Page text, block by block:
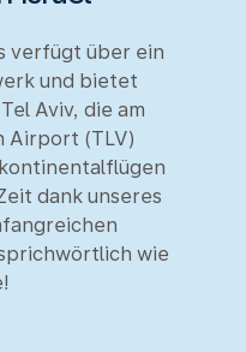
verfügt über ein
und bietet
Aviv, die am
Airport (TLV)
dank unseres
wie